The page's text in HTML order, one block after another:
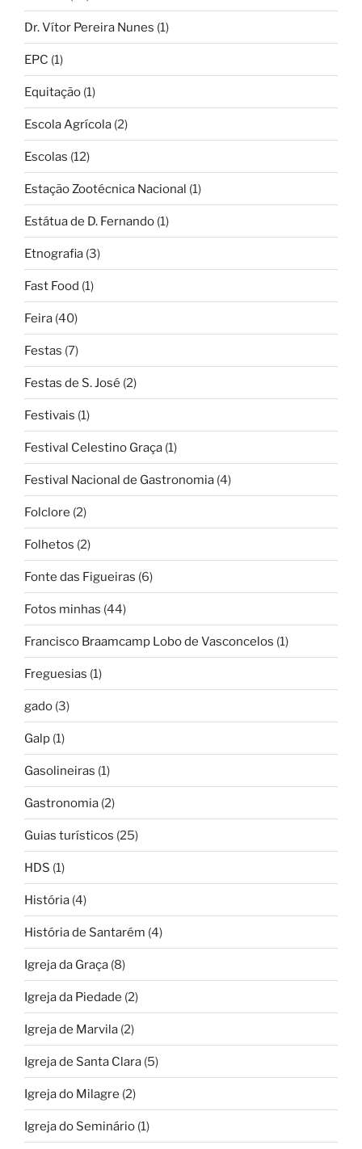
Dr. Vítor Pereira Nunes (1)
EPC (1)
Equitação (1)
Escola Agrícola (2)
Escolas (12)
Estação Zootécnica Nacional (1)
Estátua de D. Fernando (1)
Etnografia (3)
Fast Food (1)
Feira (40)
Festas (7)
Festas de S. José (2)
Festivais (1)
Festival Celestino Graça (1)
Festival Nacional de Gastronomia (4)
Folclore (2)
Folhetos (2)
Fonte das Figueiras (6)
Fotos minhas (44)
Francisco Braamcamp Lobo de Vasconcelos (1)
Freguesias (1)
gado (3)
Galp (1)
Gasolineiras (1)
Gastronomia (2)
Guias turísticos (25)
HDS (1)
História (4)
História de Santarém (4)
Igreja da Graça (8)
Igreja da Piedade (2)
Igreja de Marvila (2)
Igreja de Santa Clara (5)
Igreja do Milagre (2)
Igreja do Seminário (1)